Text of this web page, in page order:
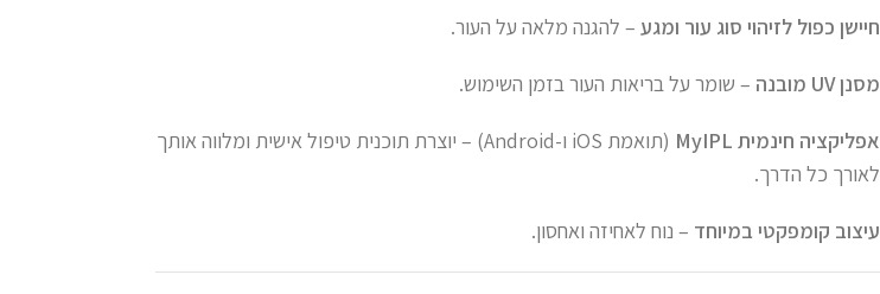
חיישן כפול לזיהוי סוג עור ומגע – להגנה מלאה על העור.
מסנן UV מובנה – שומר על בריאות העור בזמן השימוש.
אפליקציה חינמית MyIPL
(תואמת iOS ו-Android) – יוצרת תוכנית טיפול אישית ומלווה אותך
לאורך כל הדרך.
עיצוב קומפקטי במיוחד – נוח לאחיזה ואחסון.